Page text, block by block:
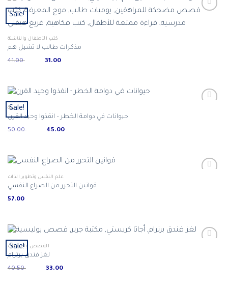
Sale!
كتب الأطفال والناشئة
مذكرات طالب لا تشيل هم
41.00
Original
price 31.00
Sale!
بيئة
حيوانات في دوامة الخطر – انقذوا وحيد القرن
50.00
Original
price 45.00
علم النفس وتطوير الذات
قوانين التحرر من الصراع النفسي
57.00
Sale!
القصص والروايات
لغز فندق برترام
40.50
Original
price 33.00